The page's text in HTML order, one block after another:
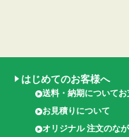
はじめてのお客様へ
送料・納期について
お見積りについて
オリジナル 注文のな